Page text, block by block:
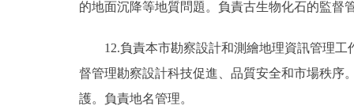
的地面沉降等地質問題。負責古生物化石的監督
12.負責本市勘察設計和測繪地理資訊管理工
督管理勘察設計科技促進、品質安全和市場秩序
護。負責地名管理。